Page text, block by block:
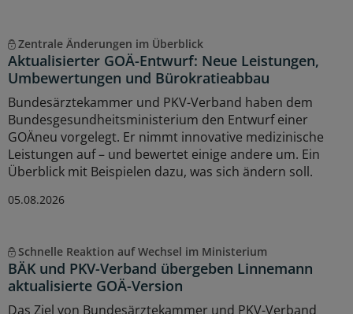
Zentrale Änderungen im Überblick
Aktualisierter GOÄ-Entwurf: Neue Leistungen,
Umbewertungen und Bürokratieabbau
Bundesärztekammer und PKV-Verband haben dem
Bundesgesundheitsministerium den Entwurf einer
GOÄneu vorgelegt. Er nimmt innovative medizinische
Leistungen auf – und bewertet einige andere um. Ein
Überblick mit Beispielen dazu, was sich ändern soll.
05.08.2026
Schnelle Reaktion auf Wechsel im Ministerium
BÄK und PKV-Verband übergeben Linnemann
aktualisierte GOÄ-Version
Das Ziel von Bundesärztekammer und PKV-Verband